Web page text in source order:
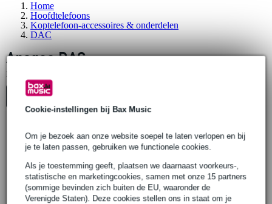
Cookie-instellingen bij Bax Music
Om je bezoek aan onze website soepel te laten verlopen en bij
je te laten passen, gebruiken we functionele cookies.
Als je toestemming geeft, plaatsen we daarnaast voorkeurs-,
statistische en marketingcookies, samen met onze 15 partners
(sommige bevinden zich buiten de EU, waaronder de
Verenigde Staten). Deze cookies stellen ons in staat om je
Home
Hoofdtelefoons
Koptelefoon-accessoires & onderdelen
DAC
Apogee DAC
Er is
Top-10
Apogee GROOVE Anniversary Edition
mobiele DAC
Adviesprijs € 436,- € 381,-